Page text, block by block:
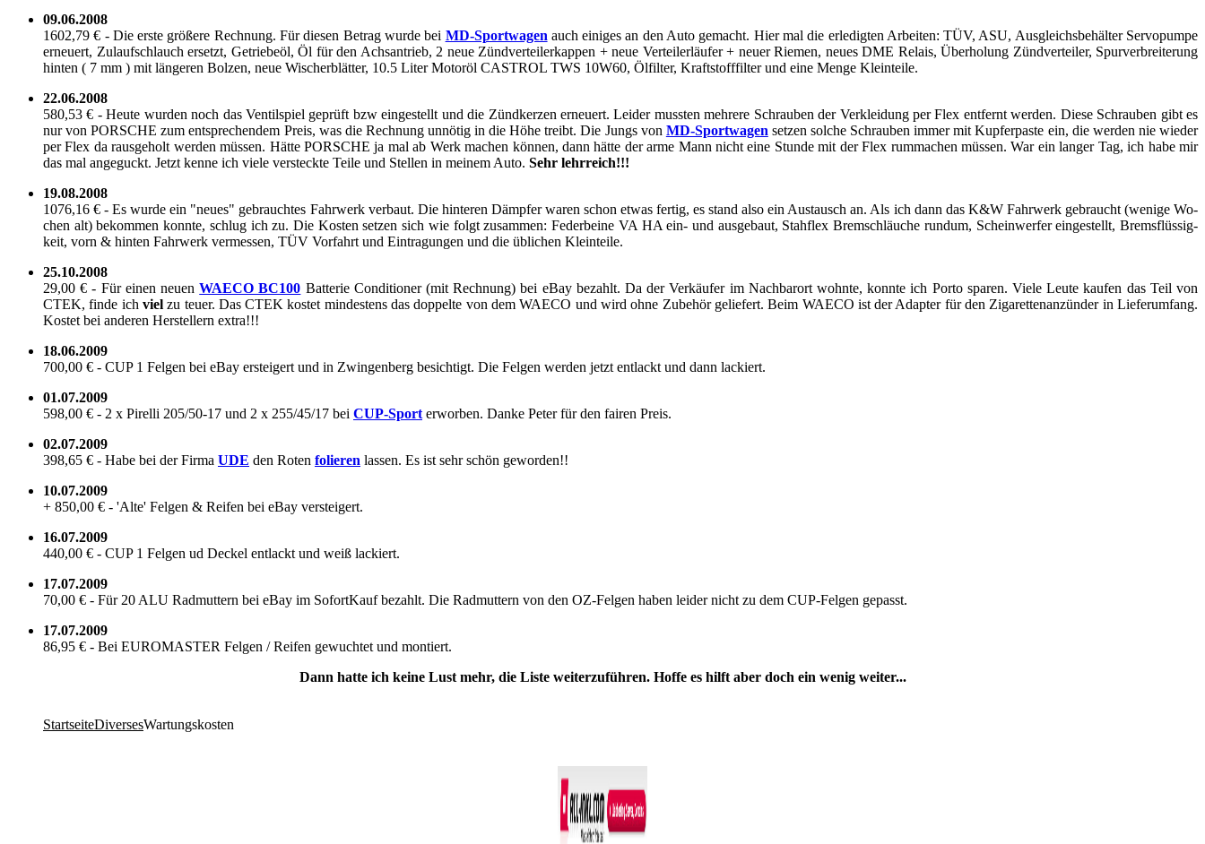
09.06.2008
1602,79 € - Die erste grö­ße­re Rech­nung. Für die­sen Be­trag wurde bei MD-​​​​​​Sportwagen auch ei­ni­ges an den Auto ge­macht. Hier mal die er­le­dig­ten Ar­bei­ten: TÜV, ASU, Aus­gleichs­be­häl­ter Serv­opum­pe
er­neu­ert, Zu­lauf­schlauch er­setzt, Ge­trie­be­öl, Öl für den Achs­an­trieb, 2 neue Zünd­ver­tei­ler­kap­pen + neue Ver­teil­erläu­fer + neuer Rie­men, neues DME Re­lais, Über­ho­lung Zünd­ver­tei­ler, Spur­ver­brei­te­rung
hin­ten ( 7 mm ) mit län­ge­ren Bol­zen, neue Wi­scher­blät­ter, 10.5 Liter Mo­tor­öl CASTROL TWS 10W60, Öl­fil­ter, Kraft­stoff­fil­ter und eine Menge Klein­tei­le.
22.06.2008
580,53 € - Heute wur­den noch das Ven­til­spiel ge­prüft bzw ein­ge­stellt und die Zünd­ker­zen er­neu­ert. Lei­der muss­ten meh­re­re Schrau­ben der Ver­klei­dung per Flex ent­fernt wer­den. Diese Schrau­ben gibt es
nur von POR­SCHE zum ent­spre­chen­dem Preis, was die Rech­nung un­nö­tig in die Höhe treibt. Die Jungs von MD-​​​​​​Sportwagen set­zen sol­che Schrau­ben immer mit Kup­fer­pas­te ein, die wer­den nie wie­der
per Flex da raus­ge­holt wer­den müs­sen. Hätte POR­SCHE ja mal ab Werk ma­chen kön­nen, dann hätte der arme Mann nicht eine Stun­de mit der Flex rum­ma­chen müs­sen. War ein lan­ger Tag, ich habe mir
das mal an­ge­guckt. Jetzt kenne ich viele ver­steck­te Teile und Stel­len in mei­nem Auto. Sehr lehr­reich!!!
19.08.2008
1076,16 € - Es wurde ein "neues" ge­brauch­tes Fahr­werk ver­baut. Die hin­te­ren Dämp­fer waren schon etwas fer­tig, es stand also ein Aus­tausch an. Als ich dann das K&W Fahr­werk ge­braucht (we­ni­ge Wo­
chen alt) be­kom­men konn­te, schlug ich zu. Die Kos­ten set­zen sich wie folgt zu­sam­men: Fe­der­bei­ne VA HA ein- und aus­ge­baut, Stah­flex Brem­schläu­che rund­um, Schein­wer­fer ein­ge­stellt, Brems­flüs­sig­
keit, vorn & hin­ten Fahr­werk ver­mes­sen, TÜV Vor­fahrt und Ein­tra­gun­gen und die üb­li­chen Klein­tei­le.
25.10.2008
29,00 € - Für einen neuenWAECO BC100 Bat­te­rie Con­di­tio­ner (mit Rech­nung) bei eBay be­zahlt. Da der Ver­käu­fer im Nach­bar­ort wohn­te, konn­te ich Porto spa­ren. Viele Leute kau­fen das Teil von
CTEK, finde ich vielzu teuer. Das CTEK kos­tet min­des­tens das dop­pel­te von dem WAECO und wird ohne Zu­be­hör ge­lie­fert. Beim WAECO ist der Ad­ap­ter für den Zi­ga­ret­ten­an­zün­der in Lie­fer­um­fang.
Kos­tet bei an­de­ren Her­stel­lern extra!!!
18.06.2009
700,00 € - CUP 1 Fel­gen bei eBay er­stei­gert und in Zwin­gen­berg be­sich­tigt. Die Fel­gen wer­den jetzt ent­lackt und dann la­ckiert.
01.07.2009
598,00 € - 2 x Pi­rel­li 205/50-17 und 2 x 255/45/17 bei CUP-​​​​​​Sport er­wor­ben. Danke Peter für den fai­ren Preis.
02.07.2009
398,65 € - Habe bei der Firma UDE den Roten fo­lie­ren las­sen. Es ist sehr schön ge­wor­den!!
10.07.2009
+ 850,00 € - 'Alte' Fel­gen & Rei­fen bei eBay ver­stei­gert.
16.07.2009
440,00 € - CUP 1 Fel­gen ud De­ckel ent­lackt und weiß la­ckiert.
17.07.2009
70,00 € - Für 20 ALU Rad­mut­tern bei eBay im So­fort­Kauf be­zahlt. Die Rad­mut­tern von den OZ-​​​​​​Felgen haben lei­der nicht zu dem CUP-​​​​​​Felgen ge­passt.
17.07.2009
86,95 € - Bei EU­RO­MAS­TER Fel­gen / Rei­fen ge­wuch­tet und mon­tiert.
Dann hatte ich keine Lust mehr, die Liste wei­ter­zu­füh­ren. Hoffe es hilft aber doch ein wenig wei­ter...
StartseiteDiversesWartungskosten